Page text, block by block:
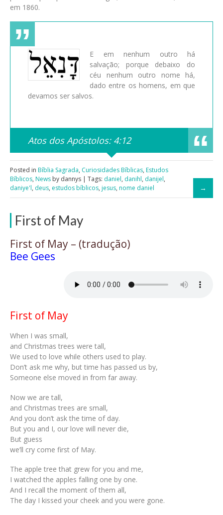
em 1860.
E em nenhum outro há
salvação; porque debaixo do
céu nenhum outro nome há,
dado entre os homens, em que
devamos ser salvos.
Atos dos Apóstolos: 4:12
Posted in Bíblia Sagrada, Curiosidades Bíblicas, Estudos
Bíblicos, News by dannys | Tags: daniel, danihl, danijel,
daniye'l, deus, estudos bíblicos, jesus, nome daniel
First of May
First of May – (tradução)
Bee Gees
First of May
When I was small,
and Christmas trees were tall,
We used to love while others used to play.
Don’t ask me why, but time has passed us by,
Someone else moved in from far away.
Now we are tall,
and Christmas trees are small,
And you don’t ask the time of day.
But you and I, our love will never die,
But guess
we’ll cry come first of May.
The apple tree that grew for you and me,
I watched the apples falling one by one.
And I recall the moment of them all,
The day I kissed your cheek and you were gone.